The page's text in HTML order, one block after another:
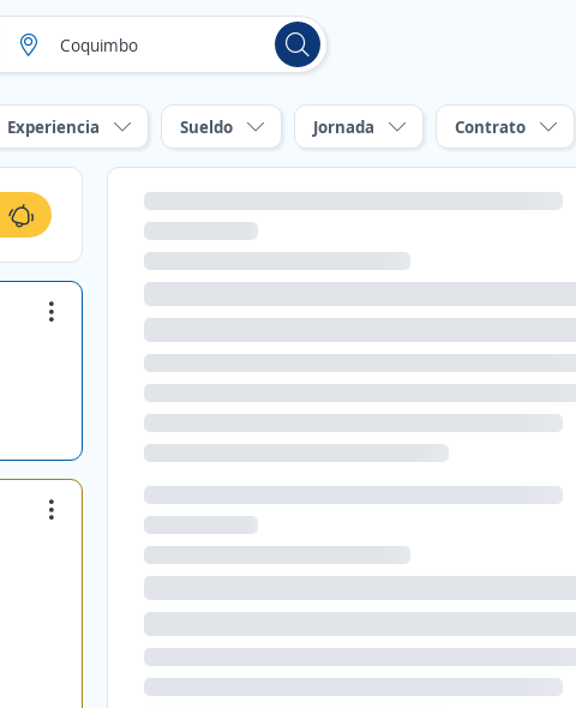
Experiencia Sueldo Jornada Contrato